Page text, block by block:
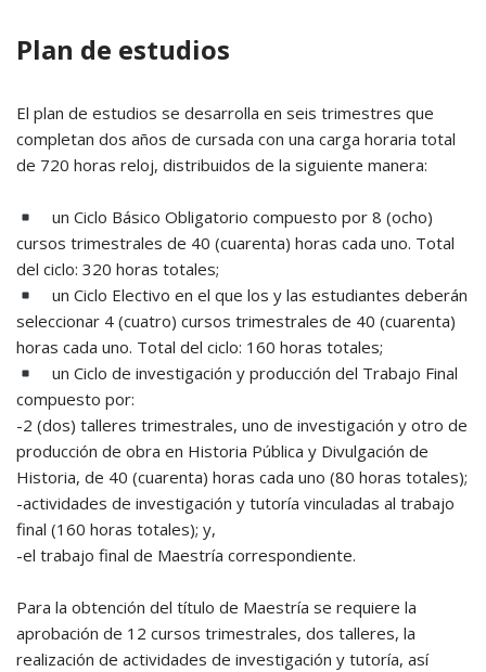
Plan de estudios
El plan de estudios se desarrolla en seis trimestres que
completan dos años de cursada con una carga horaria total
de 720 horas reloj, distribuidos de la siguiente manera:
un Ciclo Básico Obligatorio compuesto por 8 (ocho)
cursos trimestrales de 40 (cuarenta) horas cada uno. Total
del ciclo: 320 horas totales;
un Ciclo Electivo en el que los y las estudiantes deberán
seleccionar 4 (cuatro) cursos trimestrales de 40 (cuarenta)
horas cada uno. Total del ciclo: 160 horas totales;
un Ciclo de investigación y producción del Trabajo Final
compuesto por:
-2 (dos) talleres trimestrales, uno de investigación y otro de
producción de obra en Historia Pública y Divulgación de
Historia, de 40 (cuarenta) horas cada uno (80 horas totales);
-actividades de investigación y tutoría vinculadas al trabajo
final (160 horas totales); y,
-el trabajo final de Maestría correspondiente.
Para la obtención del título de Maestría se requiere la
aprobación de 12 cursos trimestrales, dos talleres, la
realización de actividades de investigación y tutoría, así